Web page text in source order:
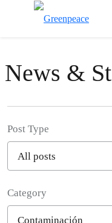
News &
Post Type
Category